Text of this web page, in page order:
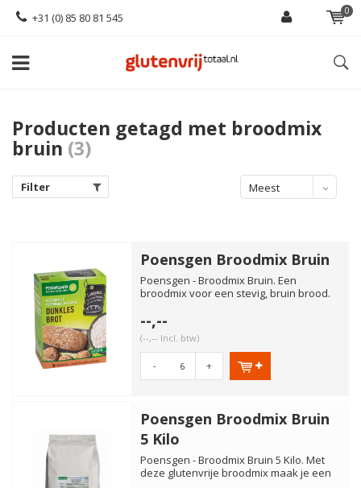
+31 (0) 85 80 81 545 0
Producten getagd met broodmix
bruin (3)
Filter
Meest
Poensgen Broodmix Bruin
Poensgen - Broodmix Bruin. Een
broodmix voor een stevig, bruin brood.
--,--
(--,-- Incl. btw)
- +
Poensgen Broodmix Bruin
5 Kilo
Poensgen - Broodmix Bruin 5 Kilo. Met
deze glutenvrije broodmix maak je een